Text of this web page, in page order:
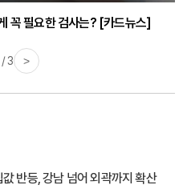
꼭 필요한 검사는? [카드뉴스]
이는 4가지 영양제 [카드뉴스]
3 >
반등, 강남 넘어 외곽까지 확산